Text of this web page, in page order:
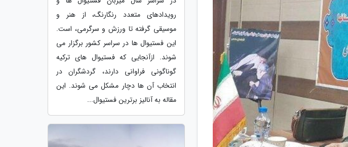
رویدادهای متعدد رنگارنگ، از هنر و
موسیقی گرفته تا ورزش و سرگرمی، است.
این فستیوال ها در سراسر کشور برگزار می
شوند. ازآنجایی که فستیوال های ترکیه
گوناگونی فراوانی دارند، گردشگران در
انتخاب آن ها دچار مشکل می شوند. این
مقاله به آنالیز برترین فستیوال...